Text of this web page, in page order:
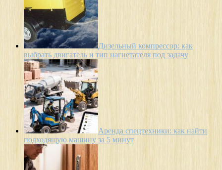
Дизельный компрессор: как
выбрать двигатель и тип нагнетателя под задачу
Аренда спецтехники: как найти
подходящую машину за 5 минут